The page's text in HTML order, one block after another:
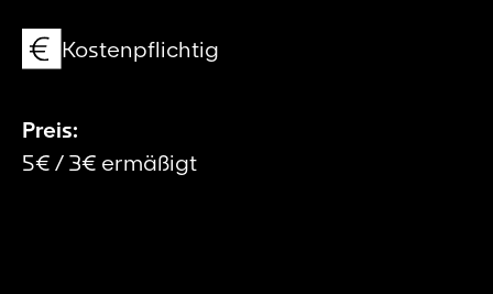
Kostenpflichtig
Preis:
5€ / 3€ ermäßigt